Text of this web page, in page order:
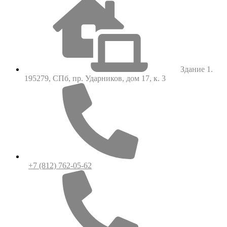
Здание 1.
195279, СПб, пр. Ударников, дом 17, к. 3
+7 (812) 762-05-62